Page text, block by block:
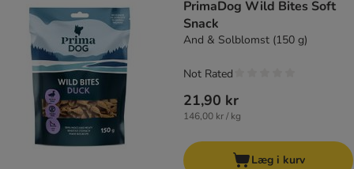
PrimaDog Wild Bites Soft
Snack
And & Solblomst (150 g)
21,90 kr
146,00 kr / kg
Not Rated
Læg i kurv